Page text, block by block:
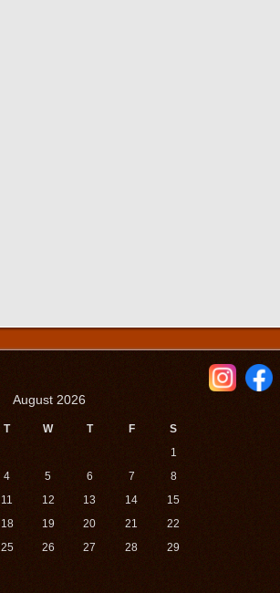
August 2026
T W T F
S
1
4 5 6 7
8
11 12 13 14
15
18 19 20 21
22
25 26 27 28
29